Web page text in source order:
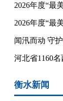
2026年度“最
2026年度“最
闻汛而动 守
河北省1160
衡水新闻